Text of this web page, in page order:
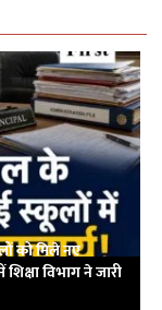
को मिले नए
शिक्षा विभाग ने जारी